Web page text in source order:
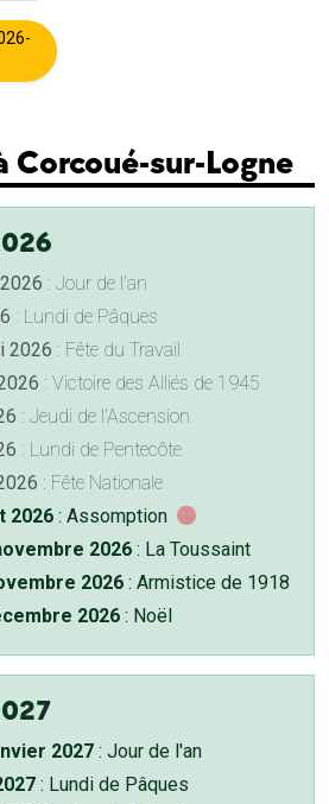
Corcoué-sur-Logne
: Jour de l'an
: Lundi de Pâques
2026 : Fête du Travail
: Victoire des Alliés de 1945
: Jeudi de l'Ascension
: Lundi de Pentecôte
: Fête Nationale
2026 : Assomption
2026 : La Toussaint
2026 : Armistice de 1918
2026 : Noël
2027 : Jour de l'an
: Lundi de Pâques